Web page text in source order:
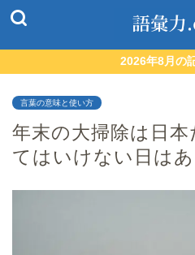
2026年8月の
言葉の意味と使い方
年末の大掃除は日
てはいけない日は